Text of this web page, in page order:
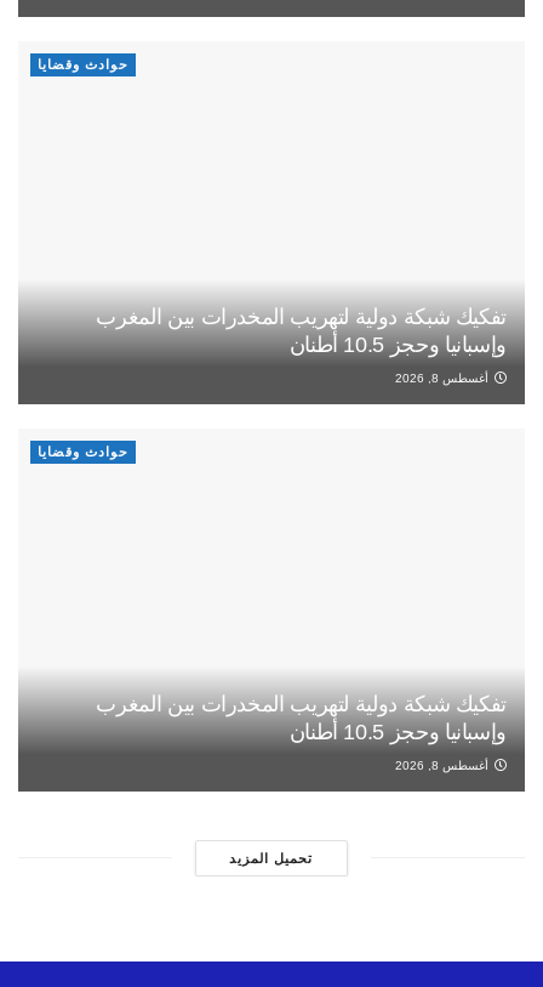
حوادث وقضايا
تفكيك شبكة دولية لتهريب المخدرات بين المغرب
وإسبانيا وحجز 10.5 أطنان
أغسطس 8, 2026
حوادث وقضايا
تفكيك شبكة دولية لتهريب المخدرات بين المغرب
وإسبانيا وحجز 10.5 أطنان
أغسطس 8, 2026
تحميل المزيد